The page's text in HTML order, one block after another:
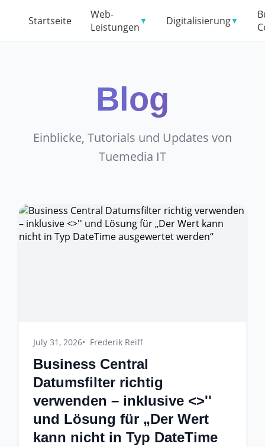
Startseite
Web-
Leistungen▼ Digitalisierung▼
Blog
Einblicke, Tutorials und Updates von
Tuemedia IT
July 31, 2026 Frederik Reiff
Business Central
Datumsfilter richtig
verwenden – inklusive <>''
und Lösung für „Der Wert
kann nicht in Typ DateTime